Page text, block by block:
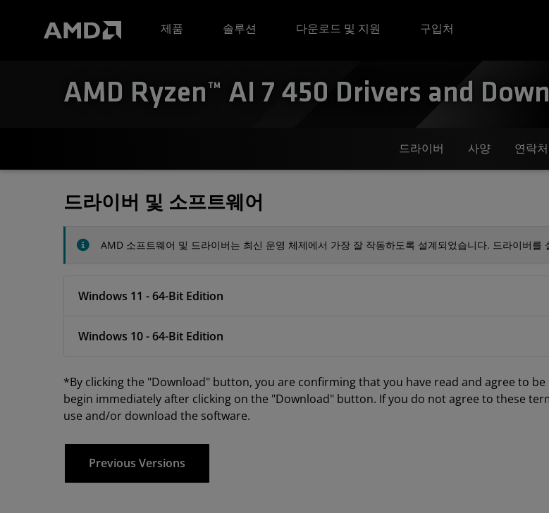
제품
솔루션 다운로드 및 지원 구입처
AMD Ryzen™ AI 7 450 Drivers and
드라이버 사양 연락처
드라이버 및 소프트웨어
AMD 소프트웨어 및 드라이버는 최신 운영 체제에서 가장 잘 작동하도록 설계되었습니다. 드라이버를
Windows 11 - 64-Bit Edition
Windows 10 - 64-Bit Edition
*By clicking the "Download" button, you are confirming that you have read and agree to
begin immediately after clicking on the "Download" button. If you do not agree to these
use and/or download the software.
Previous Versions